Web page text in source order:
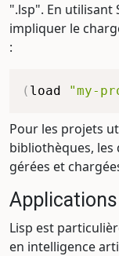
".lsp". En utilisant
impliquer le
:
( load "my-
Pour les projets
bibliothèques,
gérées et
Lisp est
en intelligence